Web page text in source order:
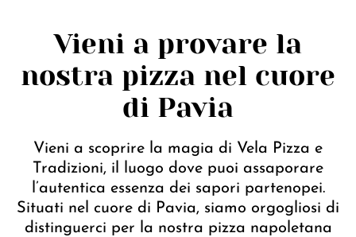
Vieni a provare la
nostra pizza nel cuore
di Pavia
Vieni a scoprire la magia di Vela Pizza e
Tradizioni, il luogo dove puoi assaporare
l’autentica essenza dei sapori partenopei.
Situati nel cuore di Pavia, siamo orgogliosi di
distinguerci per la nostra pizza napoletana